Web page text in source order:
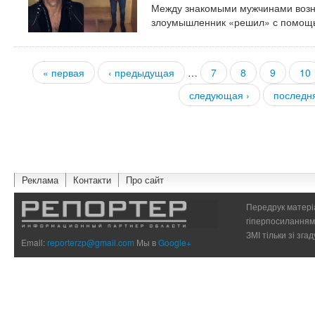
Между знакомыми мужчинами
злоумышленник «решил» с
Страницы
« первая ‹ предыдущая … 7 8 9
10
следующая ›
Реклама Контакти Про сайт
Email:reporterzp@gmail.com Мы вGoogle+
Передрук
ЗМІ тільки зі